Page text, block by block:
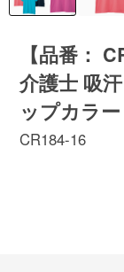
【品番：
介護士 吸
ップカラ
CR184-16